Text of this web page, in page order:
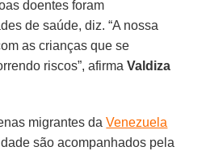
doentes foram
de saúde, diz. “A nossa
as crianças que se
riscos”, afirmaValdiza
migrantes daVenezuela
são acompanhados pela